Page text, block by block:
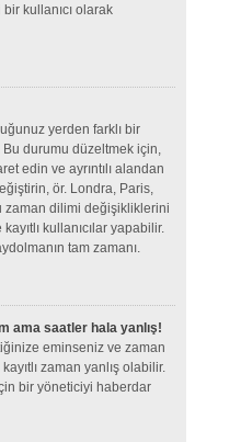
kullanıcı olarak
yerden farklı bir
durumu düzeltmek için,
edin ve ayrıntılı alandan
ör. Londra, Paris,
zaman dilimi değişikliklerini
kullanıcılar yapabilir.
tam zamanı.
ama saatler hala yanlış!
eminseniz ve zaman
zaman yanlış olabilir.
bir yöneticiyi haberdar